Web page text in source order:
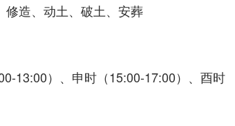
修造、动土、破土、安葬
13:00）、申时（15:00-17:00）、酉时